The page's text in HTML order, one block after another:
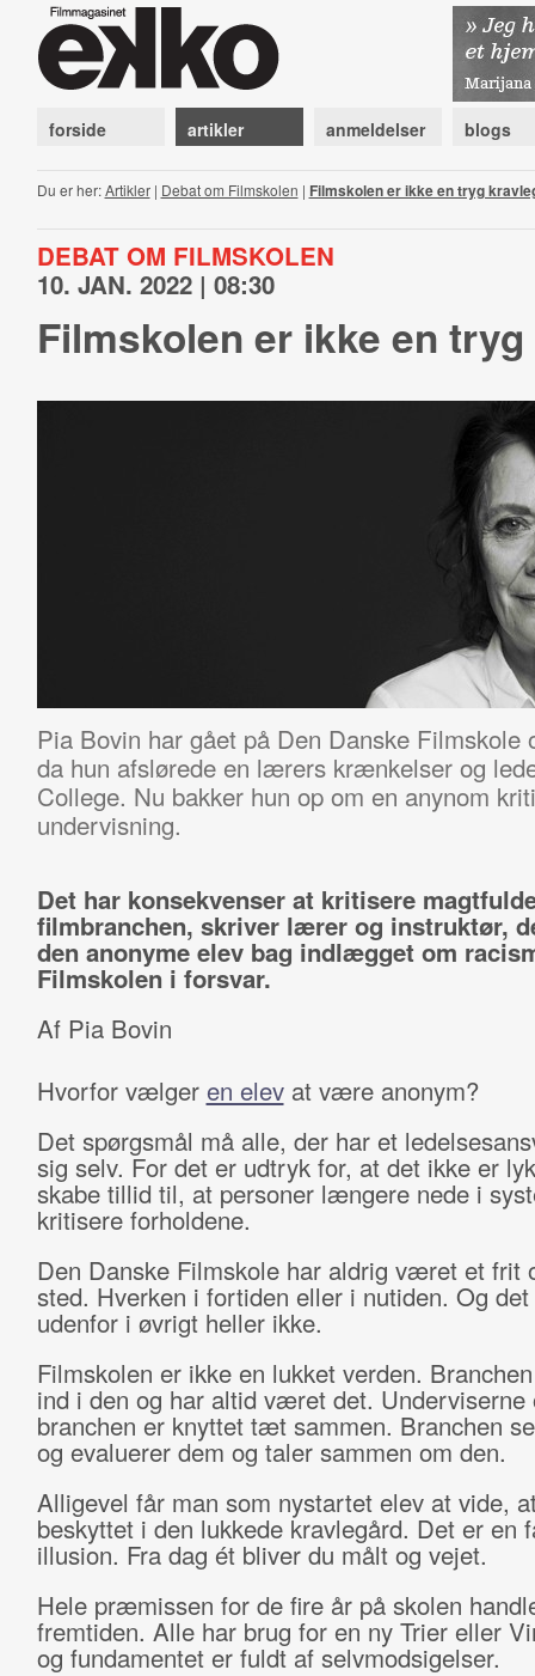
forside artikler anmeldelser blogs
Du er her:Artikler| Debat om Filmskolen | Filmskolen er ikke en tryg
DEBAT OM FILMSKOLEN
10. JAN. 2022 | 08:30
Filmskolen er ikke en
Pia Bovin har gået på Den Danske Filmskole
da hun afslørede en lærers krænkelser og
College. Nu bakker hun op om en anynom
undervisning.
Det har konsekvenser at kritisere
filmbranchen, skriver lærer og instruktør,
den anonyme elev bag indlægget om
Filmskolen i forsvar.
Af Pia Bovin
Hvorfor vælger en elevat være anonym?
Det spørgsmål må alle, der har et
sig selv. For det er udtryk for, at det ikke er
skabe tillid til, at personer længere nede i
kritisere forholdene.
Den Danske Filmskole har aldrig været et frit
sted. Hverken i fortiden eller i nutiden. Og
udenfor i øvrigt heller ikke.
Filmskolen er ikke en lukket verden.
ind i den og har altid været det. Underviserne
branchen er knyttet tæt sammen. Branchen
og evaluerer dem og taler sammen om den.
Alligevel får man som nystartet elev at vide,
beskyttet i den lukkede kravlegård. Det er en
illusion. Fra dag ét bliver du målt og vejet.
Hele præmissen for de fire år på skolen
fremtiden. Alle har brug for en ny Trier eller
og fundamentet er fuldt af selvmodsigelser.